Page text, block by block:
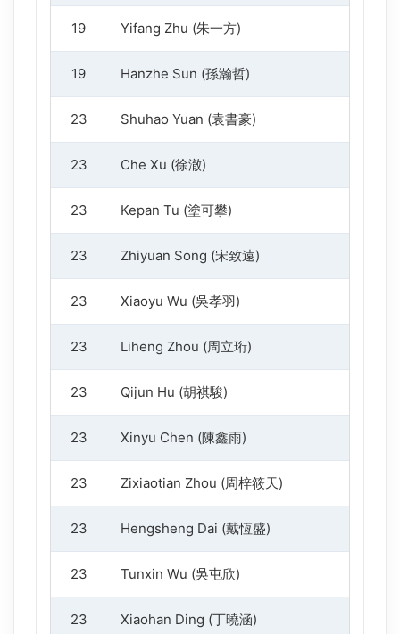
19 Yifang Zhu (朱一方)
19 Hanzhe Sun (孫瀚哲)
23 Shuhao Yuan (袁書豪)
23 Che Xu (徐澈)
23 Kepan Tu (塗可攀)
23 Zhiyuan Song (宋致遠)
23 Xiaoyu Wu (吳孝羽)
23 Liheng Zhou (周立珩)
23 Qijun Hu (胡祺駿)
23 Xinyu Chen (陳鑫雨)
23 Zixiaotian Zhou (周梓筱天)
23 Hengsheng Dai (戴恆盛)
23 Tunxin Wu (吳屯欣)
23 Xiaohan Ding (丁曉涵)